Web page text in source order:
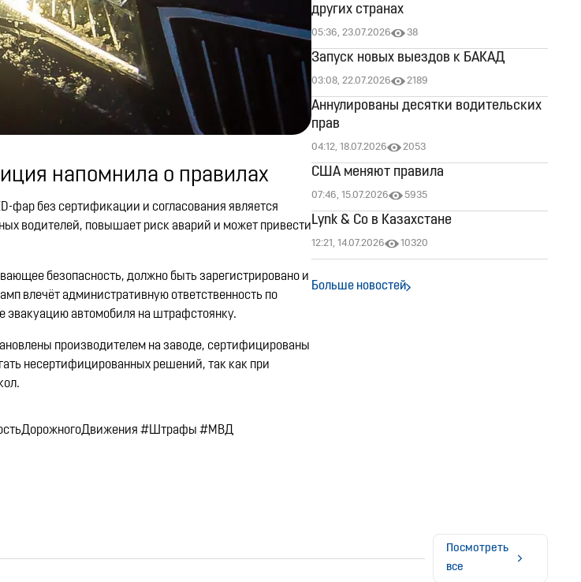
напомнила о правилах
фар без сертификации и согласования является
водителей, повышает риск аварий и может привести
безопасность, должно быть зарегистрировано и
влечёт административную ответственность по
эвакуацию автомобиля на штрафстоянку.
производителем на заводе, сертифицированы
несертифицированных решений, так как при
#Штрафы #МВД
других странах
05:36, 23.07.2026 38
Запуск новых выездов к БАКАД
03:08, 22.07.2026 2189
Аннулированы десятки водительских
прав
04:12, 18.07.2026 2053
США меняют правила
07:46, 15.07.2026 5935
Lynk & Co в Казахстане
12:21, 14.07.2026 10320
Больше новостей
Посмотреть
все